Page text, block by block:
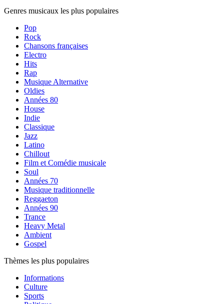
Genres musicaux les plus populaires
Pop
Rock
Chansons françaises
Electro
Hits
Rap
Musique Alternative
Oldies
Années 80
House
Indie
Classique
Jazz
Latino
Chillout
Film et Comédie musicale
Soul
Années 70
Musique traditionnelle
Reggaeton
Années 90
Trance
Heavy Metal
Ambient
Gospel
Thèmes les plus populaires
Informations
Culture
Sports